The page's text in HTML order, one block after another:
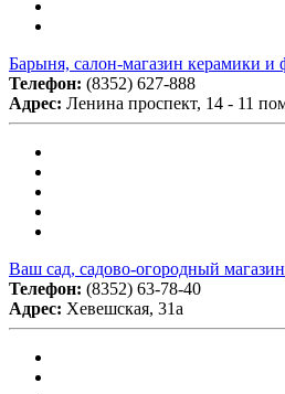
Барыня, салон-магазин керамики и
Телефон: (8352) 627-888
Адрес: Ленина проспект, 14 - 11
Ваш сад, садово-огородный магазин
Телефон: (8352) 63-78-40
Адрес: Хевешская, 31а